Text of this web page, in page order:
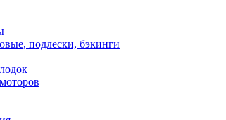
подлески, бэкинги